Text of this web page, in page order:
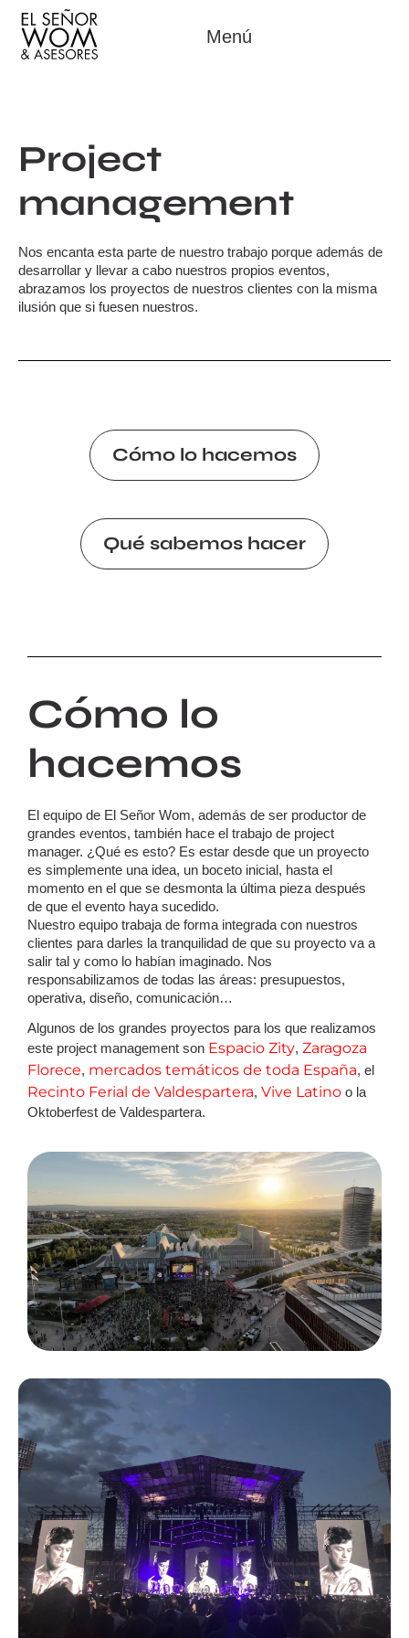
Menú
Project
management
Nos encanta esta parte de nuestro trabajo porque además de
desarrollar y llevar a cabo nuestros propios eventos,
abrazamos los proyectos de nuestros clientes con la misma
ilusión que si fuesen nuestros.
Cómo lo hacemos
Qué sabemos hacer
Cómo lo
hacemos
El equipo de El Señor Wom, además de ser productor de
grandes eventos, también hace el trabajo de project
manager. ¿Qué es esto? Es estar desde que un proyecto
es simplemente una idea, un boceto inicial, hasta el
momento en el que se desmonta la última pieza después
de que el evento haya sucedido.
Nuestro equipo trabaja de forma integrada con nuestros
clientes para darles la tranquilidad de que su proyecto va a
salir tal y como lo habían imaginado. Nos
responsabilizamos de todas las áreas: presupuestos,
operativa, diseño, comunicación…
Algunos de los grandes proyectos para los que realizamos
este project management son Espacio Zity, Zaragoza
Florece, mercados temáticos de toda España, el
Recinto Ferial de Valdespartera, Vive Latino o la
Oktoberfest de Valdespartera.